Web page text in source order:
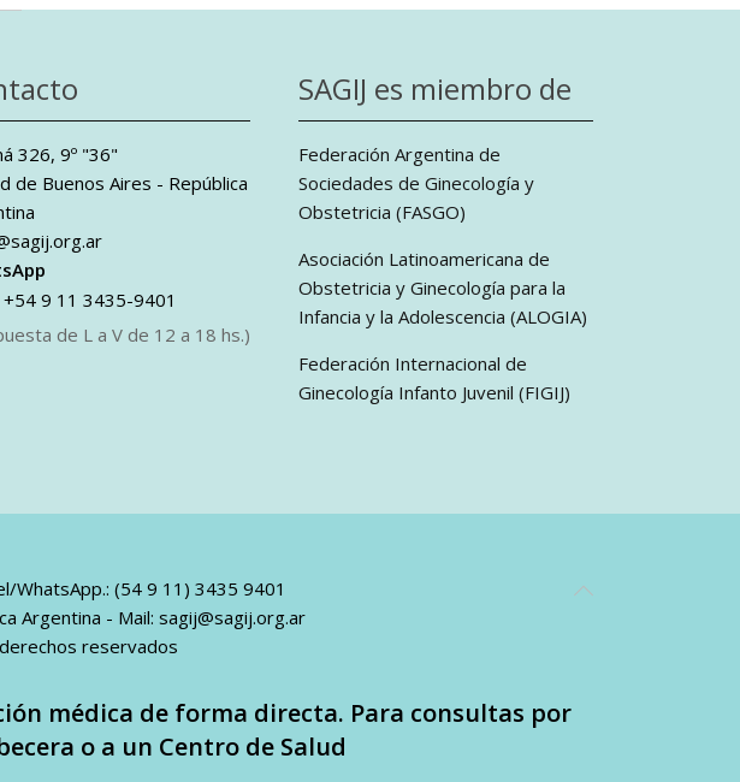
326, 9º "36"
de Buenos Aires - República
+54 9 11 3435-9401
de L a V de 12 a 18 hs.)
SAGIJ es miembro de
Federación Argentina de
Sociedades de Ginecología y
Obstetricia (FASGO)
Asociación Latinoamericana de
Obstetricia y Ginecología para la
Infancia y la Adolescencia (ALOGIA)
Federación Internacional de
Ginecología Infanto Juvenil (FIGIJ)
WhatsApp.: (54 9 11) 3435 9401
Argentina - Mail: sagij@sagij.org.ar
reservados
médica de forma directa. Para consultas por
o a un Centro de Salud